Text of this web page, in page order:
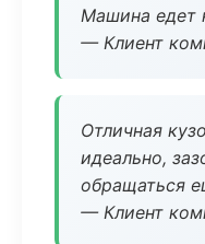
Машина едет
— Клиент
Отличная
идеально,
обращаться
— Клиент